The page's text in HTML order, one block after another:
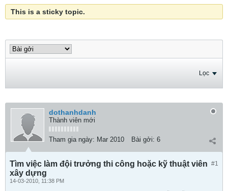
This is a sticky topic.
Lọc
dothanhdanh
Thành viên mới
Tham gia ngày: Mar 2010 Bài gởi: 6
#1
Tìm việc làm đội trưởng thi công hoặc kỹ thuật viên
xây dựng
14-03-2010, 11:38 PM